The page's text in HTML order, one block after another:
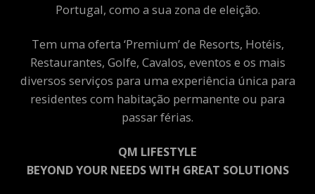
Portugal, como a sua zona de eleição.
Tem uma oferta ‘Premium’ de Resorts, Hotéis,
Restaurantes, Golfe, Cavalos, eventos e os mais
diversos serviços para uma experiência única para
residentes com habitação permanente ou para
passar férias.
QM LIFESTYLE
BEYOND YOUR NEEDS WITH GREAT SOLUTIONS